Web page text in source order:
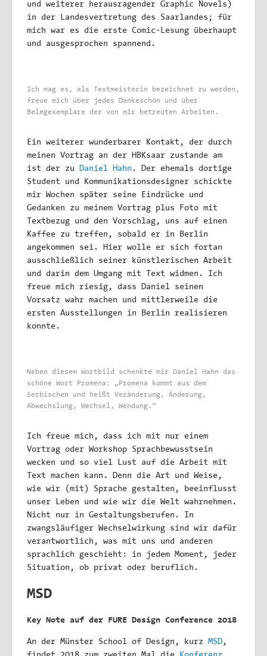
und weiterer herausragender Graphic Novels)
in der Landesvertretung des Saarlandes; für
mich war es die erste Comic-Lesung überhaupt
und ausgesprochen spannend.
Ich mag es, als Textmeisterin bezeichnet zu werden,
freue mich über jedes Dankeschön und über
Belegexemplare der von mir betreuten Arbeiten.
Ein weiterer wunderbarer Kontakt, der durch
meinen Vortrag an der HBKsaar zustande am
ist der zu Daniel Hahn . Der ehemals dortige
Student und Kommunikationsdesigner schickte
mir Wochen später seine Eindrücke und
Gedanken zu meinem Vortrag plus Foto mit
Textbezug und den Vorschlag, uns auf einen
Kaffee zu treffen, sobald er in Berlin
angekommen sei. Hier wolle er sich fortan
ausschließlich seiner künstlerischen Arbeit
und darin dem Umgang mit Text widmen. Ich
freue mich riesig, dass Daniel seinen
Vorsatz wahr machen und mittlerweile die
ersten Ausstellungen in Berlin realisieren
konnte.
Neben diesem Wortbild schenkte mir Daniel Hahn das
schöne Wort Promena: „Promena kommt aus dem
Serbischen und heißt Veränderung, Änderung,
Abwechslung, Wechsel, Wendung.“
Ich freue mich, dass ich mit nur einem
Vortrag oder Workshop Sprachbewusstsein
wecken und so viel Lust auf die Arbeit mit
Text machen kann. Denn die Art und Weise,
wie wir (mit) Sprache gestalten, beeinflusst
unser Leben und wie wir die Welt wahrnehmen.
Nicht nur in Gestaltungsberufen. In
zwangsläufiger Wechselwirkung sind wir dafür
verantwortlich, was mit uns und anderen
sprachlich geschieht: in jedem Moment, jeder
Situation, ob privat oder beruflich.
MSD
Key Note auf der FURE Design Conference 2018
An der Münster School of Design, kurz MSD ,